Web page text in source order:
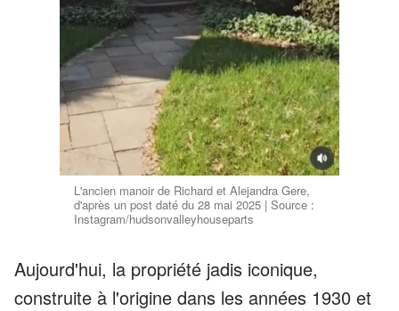
L'ancien manoir de Richard et Alejandra Gere,
d'après un post daté du 28 mai 2025 | Source :
Instagram/hudsonvalleyhouseparts
Aujourd'hui, la propriété jadis iconique,
construite à l'origine dans les années 1930 et